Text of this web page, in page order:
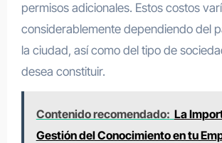
permisos adicionales. Estos costos
considerablemente dependiendo del
la ciudad, así como del tipo de
desea constituir.
Contenido recomendado: La
Gestión del Conocimiento en tu